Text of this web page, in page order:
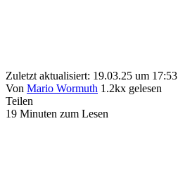
Zuletzt aktualisiert: 19.03.25 um 17:53
Von Mario Wormuth 1.2kx gelesen
Teilen
19 Minuten zum Lesen